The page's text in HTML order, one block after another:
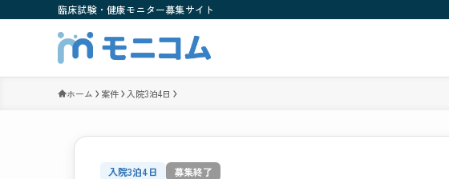
臨床試験・健康モニター募集サイト
ホーム 案件 入院3泊4日
入院3泊4日 募集終了